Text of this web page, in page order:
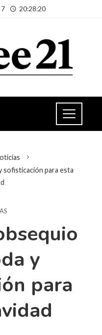
20:28:20
sofisticación para esta
y
para